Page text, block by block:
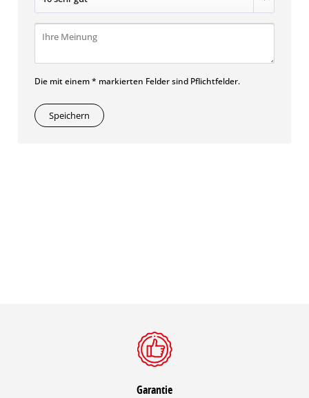
Die mit einem * markierten Felder sind Pflichtfelder.
Speichern
Garantie